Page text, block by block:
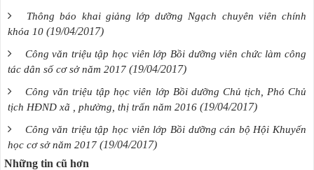
Thông báo khai giảng lớp dưỡng Ngạch chuyên viên chính
khóa 10 (19/04/2017)
Công văn triệu tập học viên lớp Bồi dưỡng viên chức làm công
tác dân số cơ sở năm 2017 (19/04/2017)
Công văn triệu tập học viên lớp Bồi dưỡng Chủ tịch, Phó Chủ
tịch HĐND xã , phường, thị trấn năm 2016 (19/04/2017)
Công văn triệu tập học viên lớp Bồi dưỡng cán bộ Hội Khuyến
học cơ sở năm 2017 (19/04/2017)
Những tin cũ hơn